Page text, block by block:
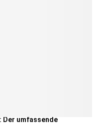
Der umfassende